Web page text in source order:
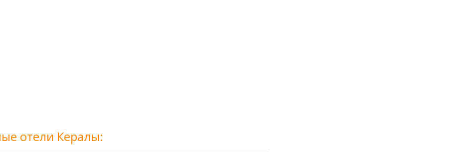
отели Кералы: